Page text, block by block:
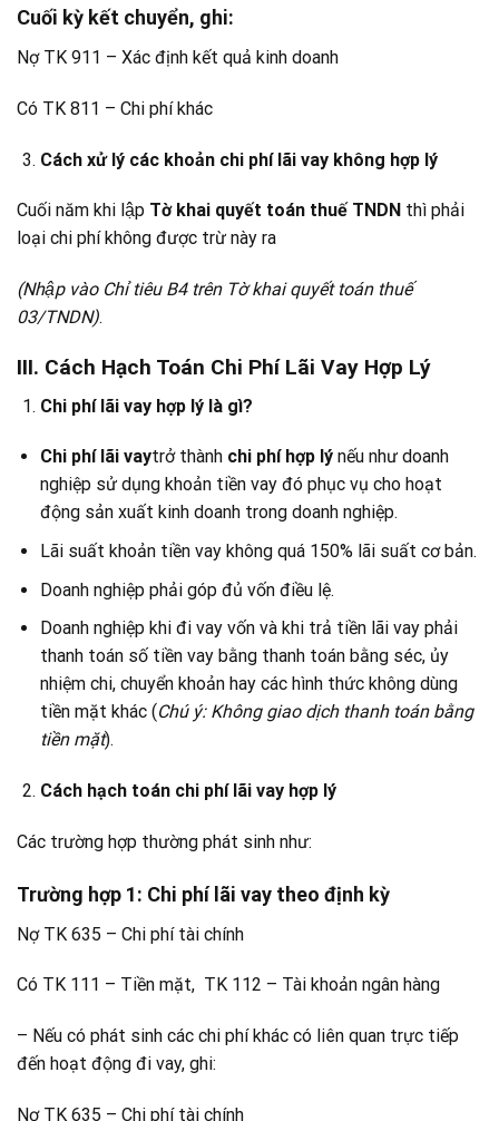
Cuối kỳ kết chuyển, ghi:
Nợ TK 911 – Xác định kết quả kinh doanh
Có TK 811 – Chi phí khác
Cách xử lý các khoản chi phí lãi vay không hợp lý
Cuối năm khi lập Tờ khai quyết toán thuế TNDN thì phải
loại chi phí không được trừ này ra
(Nhập vào Chỉ tiêu B4 trên Tờ khai quyết toán thuế
03/TNDN).
III. Cách Hạch Toán Chi Phí Lãi Vay Hợp Lý
Chi phí lãi vay hợp lý là gì?
Chi phí lãi vaytrở thành chi phí hợp lýnếu như doanh
nghiệp sử dụng khoản tiền vay đó phục vụ cho hoạt
động sản xuất kinh doanh trong doanh nghiệp.
Lãi suất khoản tiền vay không quá 150% lãi suất cơ bản.
Doanh nghiệp phải góp đủ vốn điều lệ.
Doanh nghiệp khi đi vay vốn và khi trả tiền lãi vay phải
thanh toán số tiền vay bằng thanh toán bằng séc, ủy
nhiệm chi, chuyển khoản hay các hình thức không dùng
tiền mặt khác (Chú ý: Không giao dịch thanh toán bằng
tiền mặt).
Cách hạch toán chi phí lãi vay hợp lý
Các trường hợp thường phát sinh như:
Trường hợp 1: Chi phí lãi vay theo định kỳ
Nợ TK 635 – Chi phí tài chính
Có TK 111 – Tiền mặt, TK 112 – Tài khoản ngân hàng
– Nếu có phát sinh các chi phí khác có liên quan trực tiếp
đến hoạt động đi vay, ghi:
Nợ TK 635 – Chi phí tài chính